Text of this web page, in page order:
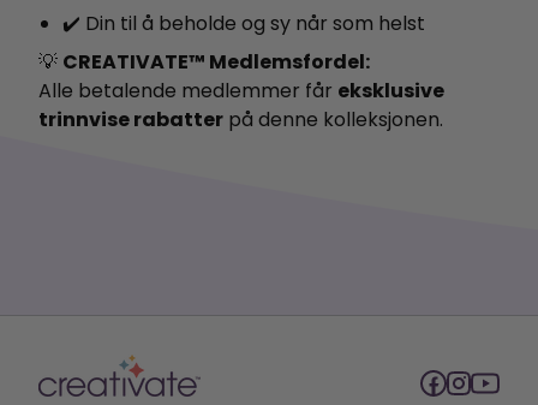
✔️ Din til å beholde og sy når som helst
💡 CREATIVATE™ Medlemsfordel:
Alle betalende medlemmer får eksklusive
trinnvise rabatter på denne kolleksjonen.